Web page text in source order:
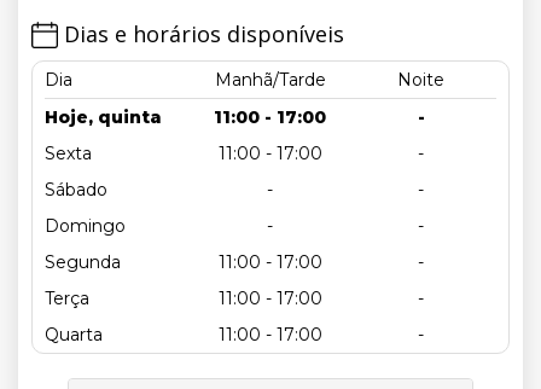
Dias e horários disponíveis
Dia Manhã/Tarde
Noite
Hoje, quinta
11:00 - 17:00
-
Sexta
11:00 - 17:00
-
Sábado
-
-
Domingo
-
-
Segunda
11:00 - 17:00
-
Terça
11:00 - 17:00
-
Quarta
11:00 - 17:00 -